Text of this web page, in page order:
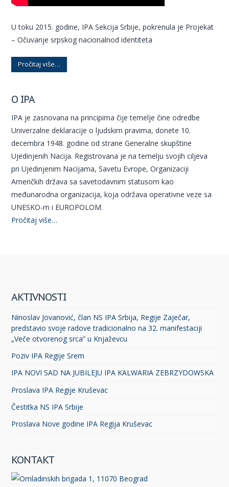
U toku 2015. godine, IPA Sekcija Srbije, pokrenula je Projekat
– Očuvanje srpskog nacionalnod identiteta
Pročitaj više…
O IPA
IPA je zasnovana na principima čije temelje čine odredbe
Univerzalne deklaracije o ljudskim pravima, donete 10.
decembra 1948. godine od strane Generalne skupštine
Ujedinjenih Nacija. Registrovana je na temelju svojih ciljeva
pri Ujedinjenim Nacijama, Savetu Evrope, Organizaciji
Američkih država sa savetodavnim statusom kao
međunarodna organizacija, koja održava operativne veze sa
UNESKO-m i EUROPOLOM.
Pročitaj više…
AKTIVNOSTI
Ninoslav Jovanović, član NS IPA Srbija, Regije Zaječar,
predstavio svoje radove tradicionalno na 32. manifestaciji
„Veče otvorenog srca” u Knjaževcu
Poziv IPA Regije Srem
IPA NOVI SAD NA JUBILEJU IPA KALWARIA ZEBRZYDOWSKA
Proslava IPA Regije Kruševac
Čestitka NS IPA Srbije
Proslava Nove godine IPA Regija Kruševac
KONTAKT